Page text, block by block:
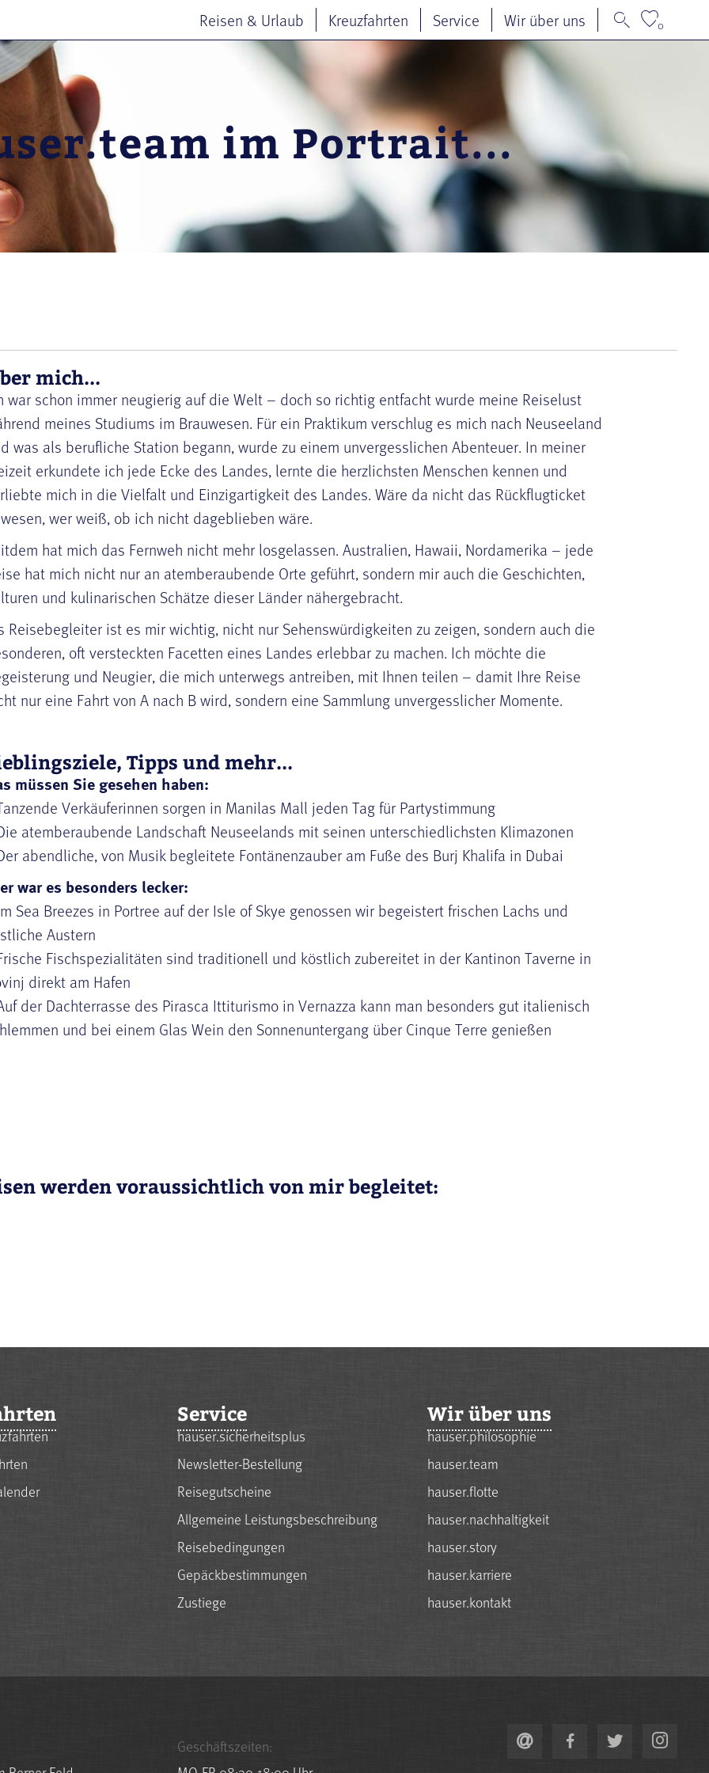
Reisen & Urlaub Kreuzfahrten Service Wir über uns 0
im Portrait...
mich...
war schon immer neugierig auf die Welt – doch so richtig entfacht wurde meine Reiselust
meines Studiums im Brauwesen. Für ein Praktikum verschlug es mich nach Neuseeland
was als berufliche Station begann, wurde zu einem unvergesslichen Abenteuer. In meiner
erkundete ich jede Ecke des Landes, lernte die herzlichsten Menschen kennen und
mich in die Vielfalt und Einzigartigkeit des Landes. Wäre da nicht das Rückflugticket
wer weiß, ob ich nicht dageblieben wäre.
hat mich das Fernweh nicht mehr losgelassen. Australien, Hawaii, Nordamerika – jede
hat mich nicht nur an atemberaubende Orte geführt, sondern mir auch die Geschichten,
und kulinarischen Schätze dieser Länder nähergebracht.
Reisebegleiter ist es mir wichtig, nicht nur Sehenswürdigkeiten zu zeigen, sondern auch die
oft versteckten Facetten eines Landes erlebbar zu machen. Ich möchte die
und Neugier, die mich unterwegs antreiben, mit Ihnen teilen – damit Ihre Reise
nur eine Fahrt von A nach B wird, sondern eine Sammlung unvergesslicher Momente.
Tipps und mehr...
müssen Sie gesehen haben:
Verkäuferinnen sorgen in Manilas Mall jeden Tag für Partystimmung
atemberaubende Landschaft Neuseelands mit seinen unterschiedlichsten Klimazonen
abendliche, von Musik begleitete Fontänenzauber am Fuße des Burj Khalifa in Dubai
war es besonders lecker:
Sea Breezes in Portree auf der Isle of Skye genossen wir begeistert frischen Lachs und
Austern
Fischspezialitäten sind traditionell und köstlich zubereitet in der Kantinon Taverne in
direkt am Hafen
der Dachterrasse des Pirasca Ittiturismo in Vernazza kann man besonders gut italienisch
und bei einem Glas Wein den Sonnenuntergang über Cinque Terre genießen
werden voraussichtlich von mir begleitet:
Service
hauser.sicherheitsplus
Newsletter-Bestellung
Reisegutscheine
Allgemeine Leistungsbeschreibung
Reisebedingungen
Gepäckbestimmungen
Zustiege
Wir über uns
hauser.philosophie
hauser.team
hauser.flotte
hauser.nachhaltigkeit
hauser.story
hauser.karriere
hauser.kontakt
Geschäftszeiten: